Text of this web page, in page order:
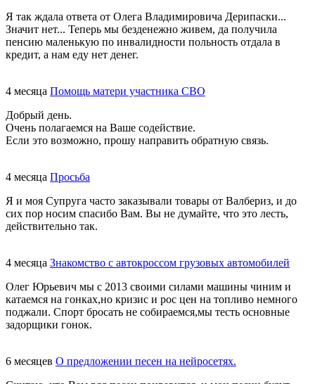
Я так ждала ответа от Олега Владимировича Дерипаски...
Значит нет... Теперь мы безденежно живем, да получила
пенсию маленькую по инвалидности польность отдала в
кредит, а нам еду нет денег.
4 месяца Помощь матери участника СВО
Добрый день.
Очень полагаемся на Ваше содействие.
Если это возможно, прошу направить обратную связь.
4 месяца Просьба
Я и моя Супруга часто заказывали товары от Валбериз, и до
сих пор носим спасибо Вам. Вы не думайте, что это лесть,
действительно так.
4 месяца Знакомство с автокроссом грузовых автомобилей
Олег Юрьевич мы с 2013 своими силами машины чиним и
катаемся на гонках,но кризис и рос цен на топливо немного
поджали. Спорт бросать не собираемся,мы тесть основные
задорщики гонок.
6 месяцев О предложении песен на нейросетях.